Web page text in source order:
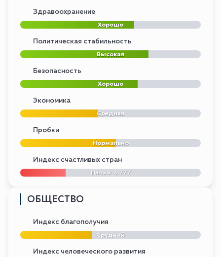
Здравоохранение
Хорошо
Политическая стабильность
Высокая
Безопасность
Хорошо
Экономика
Средняя
Пробки
Нормально
Индекс счастливых стран
Плохо: 3.777
ОБЩЕСТВО
Индекс благополучия
Средний
Индекс человеческого развития